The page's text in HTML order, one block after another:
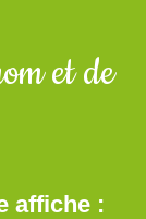
et de
affiche :